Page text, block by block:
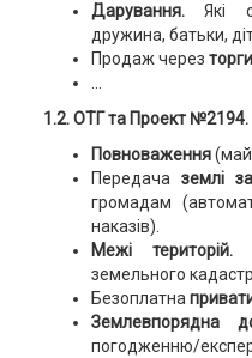
Дарування.Які
дружина, батьки,
Продаж через
…
1.2. ОТГ та Проект №2194.
Повноваження
Передачаземлі
громадам
наказів).
Межі територій.
земельного
Безоплатна
Землевпорядна
погодженню/